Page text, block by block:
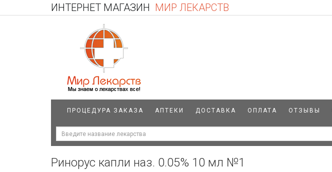
ИНТЕРНЕТ МАГАЗИН МИР ЛЕКАРСТВ
ПРОЦЕДУРА ЗАКАЗА АПТЕКИ ДОСТАВКА ОПЛАТА ОТЗЫВЫ
Ринорус капли наз. 0.05% 10 мл №1